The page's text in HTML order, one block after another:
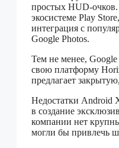
простых HUD-
экосистеме Play
интеграция с
Google Photos.
Тем не менее, Google
свою платформу
предлагает
Недостатки Android
в создание
компании нет
могли бы привлечь